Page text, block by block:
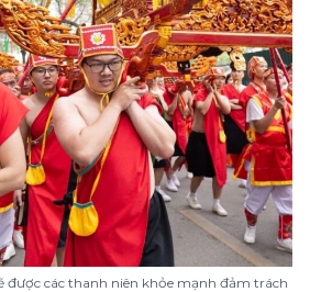
được các thanh niên khỏe mạnh đảm trách